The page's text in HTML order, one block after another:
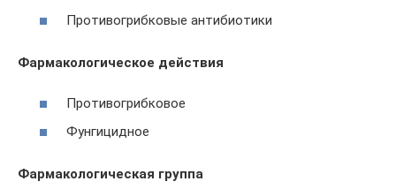
Противогрибковые антибиотики
Фармакологическое действия
Противогрибковое
Фунгицидное
Фармакологическая группа